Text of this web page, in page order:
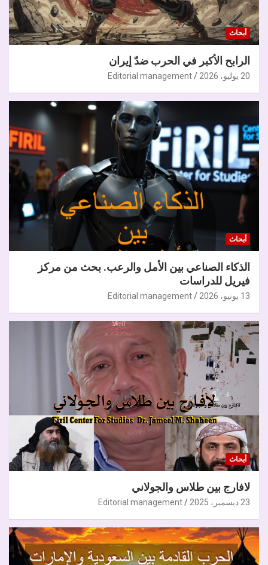
أبحاث
الرابح الأكبر في الحرب ضدّ إيران
20 يوليو، 2026 Editorial management
أبحاث
الذكاء الصناعي بين الأمل والرعب. بحث من مركز
فيريل للدراسات
13 يونيو، 2026 Editorial management
أبحاث
لافارج بين طلاس والجولاني
23 ديسمبر، 2025 Editorial management